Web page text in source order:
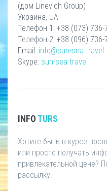
(дом Linevich Group)
Украина, UA
Телефон 1: +38 (073) 736-
Телефон 2: +38 (096) 736-
Email: info@sun-sea.travel
Skype: sun-sea.travel
INFO TURS
Хотите быть в курсе
или просто получать
привлекательной цене?
рассылку.